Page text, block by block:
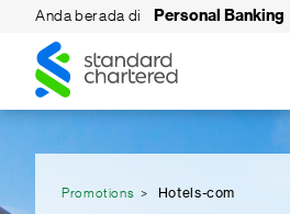
Anda berada di Personal Banking
Standard
Chartered
Standard
Chartered
Promotions Hotels-com